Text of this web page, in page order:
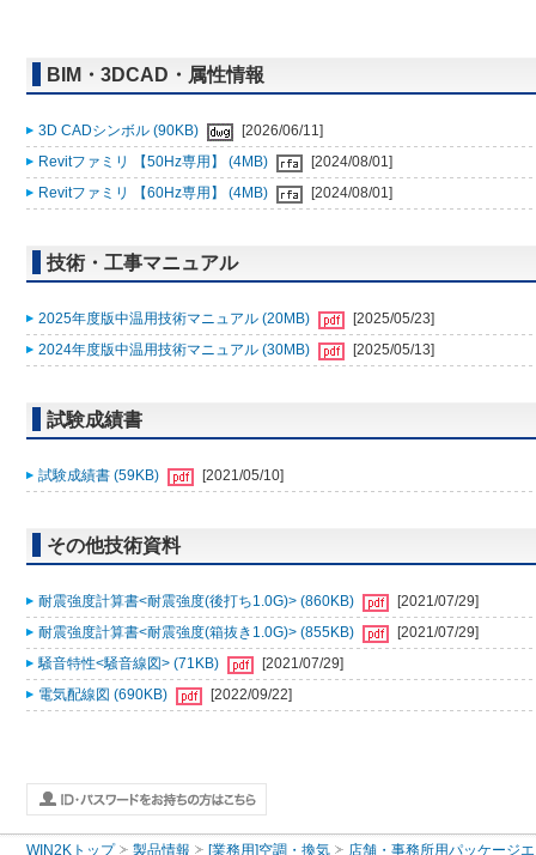
BIM・3DCAD・属性情報
3D CADシンボル (90KB)
[2026/06/11]
Revitファミリ 【50Hz専用】 (4MB)
[2024/08/01]
Revitファミリ 【60Hz専用】 (4MB)
[2024/08/01]
技術・工事マニュアル
2025年度版中温用技術マニュアル (20MB)
[2025/05/23]
2024年度版中温用技術マニュアル (30MB)
[2025/05/13]
試験成績書
試験成績書 (59KB) [2021/05/10]
その他技術資料
耐震強度計算書<耐震強度(後打ち1.0G)> (860KB)
[2021/07/29]
耐震強度計算書<耐震強度(箱抜き1.0G)> (855KB)
[2021/07/29]
騒音特性<騒音線図> (71KB)
[2021/07/29]
電気配線図 (690KB)
[2022/09/22]
WIN2Kトップ 製品情報 [業務用]空調・換気 店舗・事務所用パッケージ